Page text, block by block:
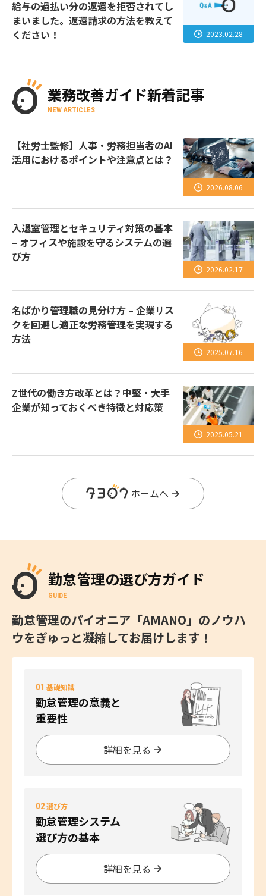
給与の過払い分の返還を拒否されてし
まいました。返還請求の方法を教えて
ください！
2023.02.28
業務改善ガイド新着記事
NEW ARTICLES
【社労士監修】人事・労務担当者のAI
活用におけるポイントや注意点とは？
2026.08.06
入退室管理とセキュリティ対策の基本
– オフィスや施設を守るシステムの選
び方
2026.02.17
名ばかり管理職の見分け方 – 企業リス
クを回避し適正な労務管理を実現する
方法
2025.07.16
Z世代の働き方改革とは？中堅・大手
企業が知っておくべき特徴と対応策
2025.05.21
ホームへ
勤怠管理の選び方ガイド
GUIDE
勤怠管理のパイオニア「AMANO」のノウハ
ウをぎゅっと凝縮してお届けします！
01 基礎知識
勤怠管理の意義と
重要性
詳細を見る
02選び方
勤怠管理システム
選び方の基本
詳細を見る